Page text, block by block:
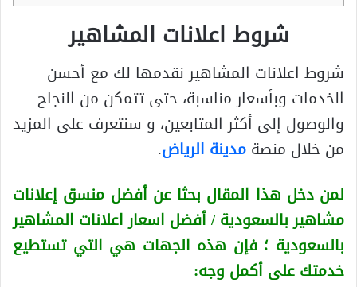
شروط اعلانات المشاهير
شروط اعلانات المشاهير نقدمها لك مع أحسن
الخدمات وبأسعار مناسبة، حتى تتمكن من النجاح
والوصول إلى أكثر المتابعين، و سنتعرف على المزيد
من خلال منصةمدينة الرياض.
لمن دخل هذا المقال بحثا عن أفضل منسق إعلانات
مشاهير بالسعودية / أفضل اسعار اعلانات المشاهير
بالسعودية ؛ فإن هذه الجهات هي التي تستطيع
خدمتك على أكمل وجه: